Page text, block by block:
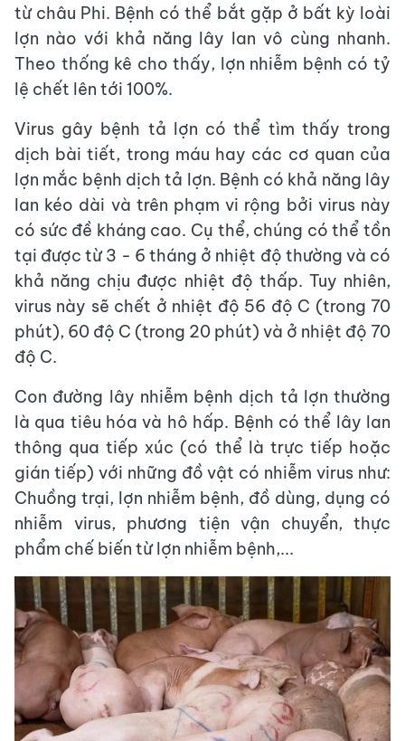
từ châu Phi. Bệnh có thể bắt gặp ở bất kỳ loài
lợn nào với khả năng lây lan vô cùng nhanh.
Theo thống kê cho thấy, lợn nhiễm bệnh có tỷ
lệ chết lên tới 100%.
Virus gây bệnh tả lợn có thể tìm thấy trong
dịch bài tiết, trong máu hay các cơ quan của
lợn mắc bệnh dịch tả lợn. Bệnh có khả năng lây
lan kéo dài và trên phạm vi rộng bởi virus này
có sức đề kháng cao. Cụ thể, chúng có thể tồn
tại được từ 3 - 6 tháng ở nhiệt độ thường và có
khả năng chịu được nhiệt độ thấp. Tuy nhiên,
virus này sẽ chết ở nhiệt độ 56 độ C (trong 70
phút), 60 độ C (trong 20 phút) và ở nhiệt độ 70
độ C.
Con đường lây nhiễm bệnh dịch tả lợn thường
là qua tiêu hóa và hô hấp. Bệnh có thể lây lan
thông qua tiếp xúc (có thể là trực tiếp hoặc
gián tiếp) với những đồ vật có nhiễm virus như:
Chuồng trại, lợn nhiễm bệnh, đồ dùng, dụng có
nhiễm virus, phương tiện vận chuyển, thực
phẩm chế biến từ lợn nhiễm bệnh,...